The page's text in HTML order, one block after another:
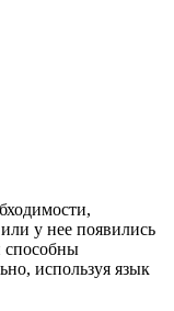
у нее появились
способны
используя язык